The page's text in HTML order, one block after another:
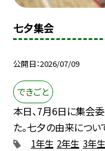
七夕集会
公開日 2026/07/09
できごと
本日、7月6日に集会
た。七夕の由来につ
1年生 2年生 3年生